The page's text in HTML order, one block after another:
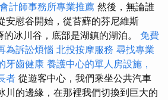
計師事務所專業推薦 然後，無論誰
安慰谷開始，從苔蘚的芬尼維斯
的冰川谷，底部是湖鎮的湖泊。 免費
為訴訟煩惱 北投按摩服務 尋找專業
牙齒健康 養護中心的單人房設施，
者 從遊客中心，我們乘坐公共汽車
川的邊緣，在那裡我們切換到巨大的